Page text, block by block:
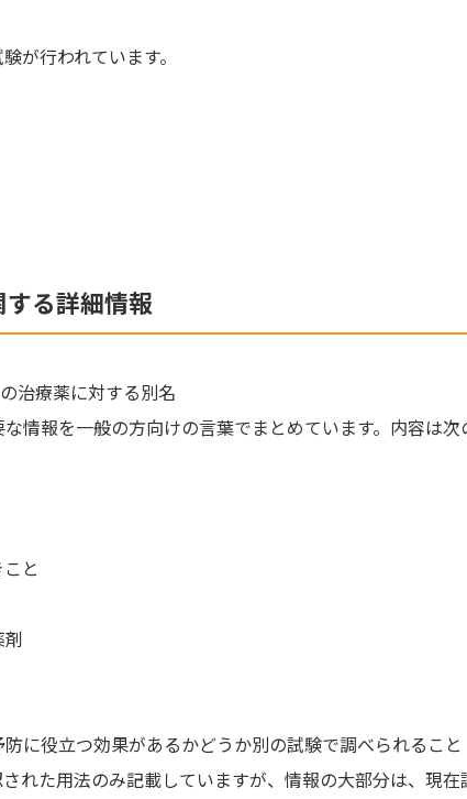
が行われています。
る詳細情報
治療薬に対する別名
情報を一般の方向けの言葉でまとめています。内容は次
と
剤
に役立つ効果があるかどうか別の試験で調べられること
れた用法のみ記載していますが、情報の大部分は、現在